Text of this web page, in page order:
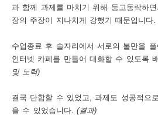
과 함께 과제를 마치기 위해 동고동락하
장의 주장이 지나치게 강했기 때문입니다.
수업종료 후 술자리에서 서로의 불만을
인터넷 카페를 만들어 대화할 수 있도록
및 노력)
결국 단합할 수 있었고, 과제도 성공적으
을 수 있었습니다. (결과)